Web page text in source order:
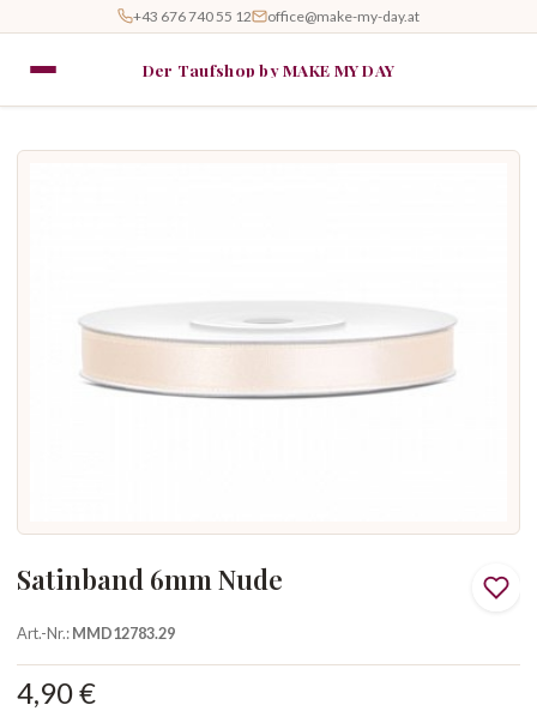
+43 676 740 55 12 office@make-my-day.at
Der Taufshop by MAKE MY DAY
Satinband 6mm Nude
Art.-Nr.:MMD12783.29
4,90 €